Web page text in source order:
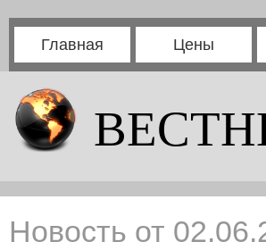
Главная Цены
Новость от